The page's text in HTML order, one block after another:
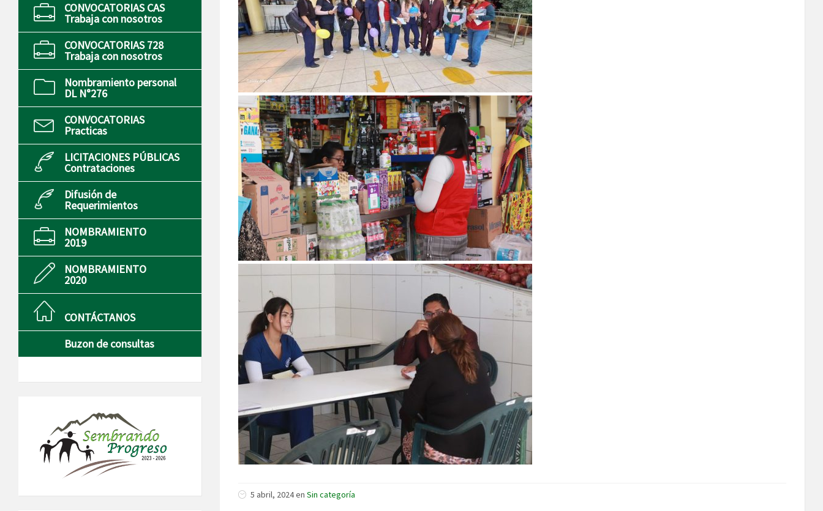
5 abril, 2024 en Sin categoría
CONVOCATORIAS CAS
Trabaja con nosotros
CONVOCATORIAS 728
Trabaja con nosotros
Nombramiento personal
DL N°276
CONVOCATORIAS
Practicas
LICITACIONES PÚBLICAS
Contrataciones
Difusión de
Requerimientos
NOMBRAMIENTO
2019
NOMBRAMIENTO
2020
CONTÁCTANOS
Buzon de consultas